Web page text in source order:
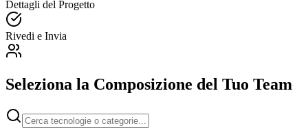
Dettagli del Progetto
Rivedi e Invia
Seleziona la Composizione del Tuo Team